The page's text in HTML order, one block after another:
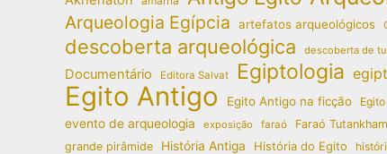
Arqueologia Egípcia artefatos arqueológicos
descoberta arqueológica descoberta de
Documentário Editora Salvat Egiptologia
Egito Antigo Egito Antigo na ficção
evento de arqueologia exposição faraó Faraó
grande pirâmide História Antiga História do Egito